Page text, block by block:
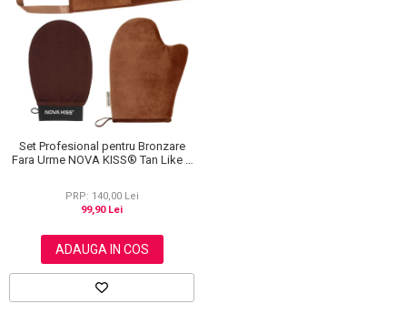
Set Profesional pentru Bronzare
Fara Urme NOVA KISS® Tan Like a
Spate
PRP: 140,00 Lei
99,90 Lei
ADAUGA IN COS